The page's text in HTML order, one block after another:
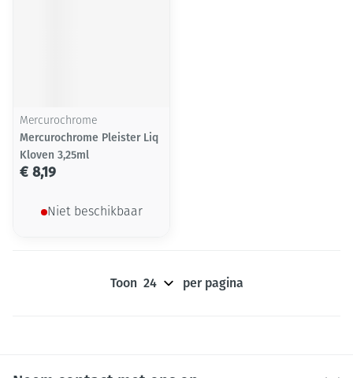
Mercurochrome
Mercurochrome Pleister Liq
Kloven 3,25ml
€ 8,19
Niet beschikbaar
Toon per pagina